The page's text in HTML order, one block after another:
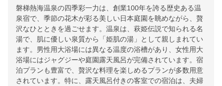
磐梯熱海温泉の四季彩一力は、創業100年を誇る歴史ある温
泉宿で、季節の花木が彩る美しい日本庭園を眺めながら、贅
沢なひとときを過ごせます。温泉は、萩姫伝説で知られる名
湯で、肌に優しい泉質から「姫肌の湯」として親しまれてい
ます。男性用大浴場には異なる温度の浴槽があり、女性用大
浴場にはジャグジーや庭園露天風呂が完備されています。宿
泊プランも豊富で、贅沢な料理を楽しめるプランが多数用意
されています。特に、露天風呂付きの客室での宿泊は、夫婦